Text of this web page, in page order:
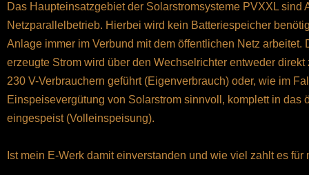
Das Haupteinsatzgebiet der Solarstromsysteme PVXXL sind
Netzparallelbetrieb. Hierbei wird kein Batteriespeicher
Anlage immer im Verbund mit dem öffentlichen Netz arbeitet.
erzeugte Strom wird über den Wechselrichter entweder
230 V-Verbrauchern geführt (Eigenverbrauch) oder, wie im
Einspeisevergütung von Solarstrom sinnvoll, komplett in das
eingespeist (Volleinspeisung).
Ist mein E-Werk damit einverstanden und wie viel zahlt es für